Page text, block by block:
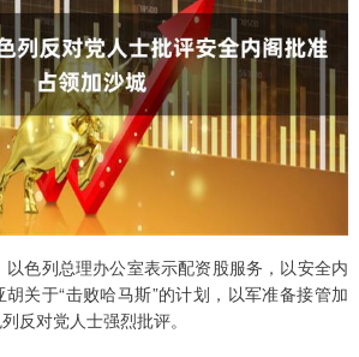
色列总理办公室表示配资股服务，以安全内
关于“击败哈马斯”的计划，以军准备接管加
反对党人士强烈批评。